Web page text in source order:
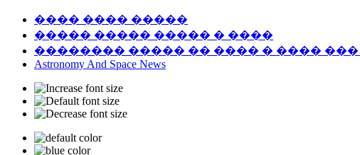
���� ���� �����
����� ����� ����� � ����
�������� ����� �� ���� � ����
Astronomy And Space News